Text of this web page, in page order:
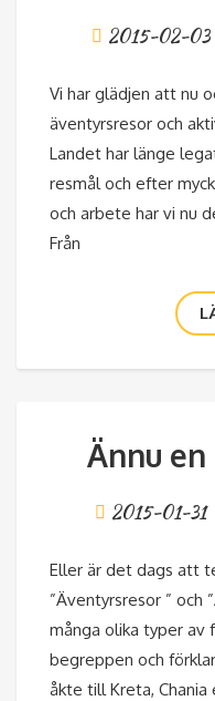
2015-02-03
Vi har glädjen att nu
äventyrsresor och
Landet har länge
resmål och efter
och arbete har vi nu
Från
Ännu
2015-01-31
Eller är det dags att
”Äventyrsresor ” och
många olika typer av
begreppen och
åkte till Kreta, Chania